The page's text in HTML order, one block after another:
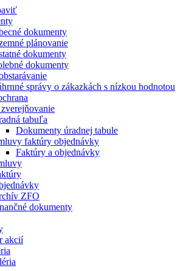
dokumenty
plánovanie
dokumenty
dokumenty
správy o zákazkách s nízkou hodnotou
tabuľa
Dokumenty úradnej tabule
faktúry objednávky
Faktúry a objednávky
ZFO
dokumenty
akcií